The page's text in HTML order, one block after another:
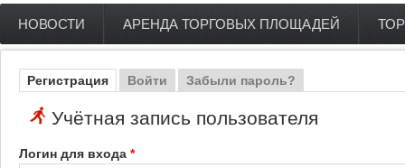
Главное меню
НОВОСТИ АРЕНДА ТОРГОВЫХ ПЛОЩАДЕЙ
Главные вкладки
Регистрация (активная вкладка)
Войти Забыли пароль?
Учётная запись пользователя
Логин для входа *